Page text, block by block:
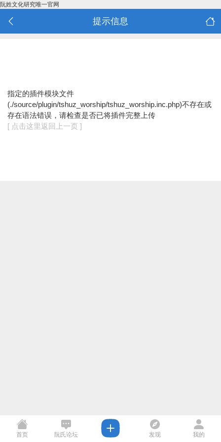
阮姓文化研究唯一官网
提示信息
指定的插件模块文件
(./source/plugin/tshuz_worship/tshuz_worship.inc.php)不存在或
存在语法错误，请检查是否已将插件完整上传
[ 点击这里返回上一页 ]
首页 阮氏论坛 发现 我的